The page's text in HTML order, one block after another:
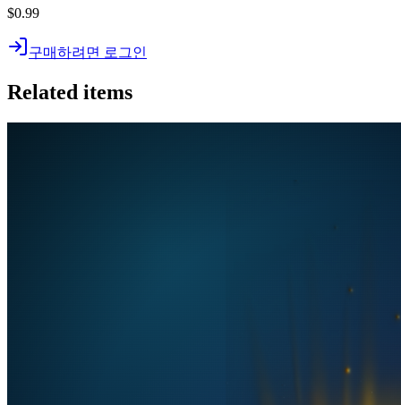
$0.99
구매하려면 로그인
Related items